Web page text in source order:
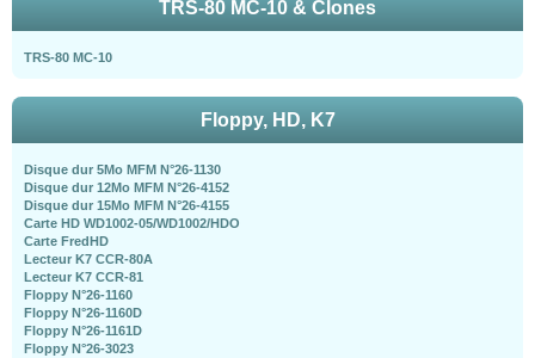
TRS-80 MC-10 & Clones
TRS-80 MC-10
Floppy, HD, K7
Disque dur 5Mo MFM N°26-1130
Disque dur 12Mo MFM N°26-4152
Disque dur 15Mo MFM N°26-4155
Carte HD WD1002-05/WD1002/HDO
Carte FredHD
Lecteur K7 CCR-80A
Lecteur K7 CCR-81
Floppy N°26-1160
Floppy N°26-1160D
Floppy N°26-1161D
Floppy N°26-3023